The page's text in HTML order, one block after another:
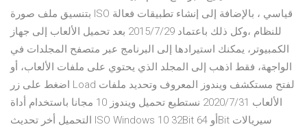
بتنسيق ملف صورة ISO قياسي ، بالإضافة إلى إنشاء تطبيقات فعالة
للنظام ،وكل ذلك باعتماد 2015/7/29 بعد تحميل الألعاب إلى جهاز
الكمبيوتر، يمكنك استيرادها إلى البرنامج عبر متصفح المجلدات في
الواجهة، فقط اذهب إلى المجلد الذي يحتوي على ملفات الألعاب، أو
اضغط على زر Load لفتح مستكشف ويندوز المعروف وتحديد ملفات
الألعاب 2020/7/31 نستطيع تحميل ويندوز 10 مجانا باستخدام أداة
التحميل أخر تحديث ISO Windows 10 32Bit أو 64Bit سيريالات